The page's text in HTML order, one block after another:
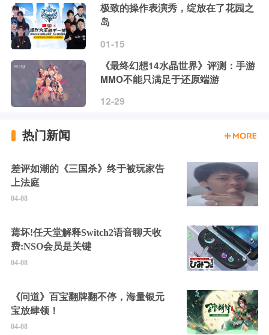
极致的操作表演秀，绽放在了花园之
岛
01-15
《最终幻想14水晶世界》评测：手游
MMO不能只满足于还原端游
12-29
热门新闻
差评如潮的《三国杀》终于被玩家告
上法庭
04-08
蔫坏!任天堂解释Switch2语音聊天收
费:NSO会员是关键
04-08
《问道》百宝翻牌翻不停，海量银元
宝放肆领！
04-08